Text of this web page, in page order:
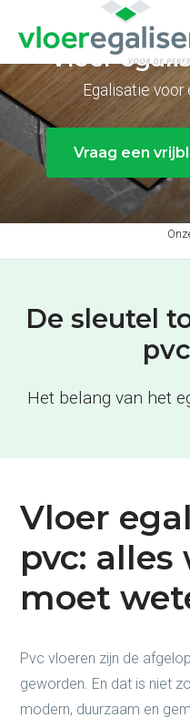
Vloer
Egalisatie voor
Vraag een
De sleutel
Het belang van het
Vloer
pvc: alles
moet
Pvc vloeren zijn de
geworden. En dat is niet
modern, duurzaam en